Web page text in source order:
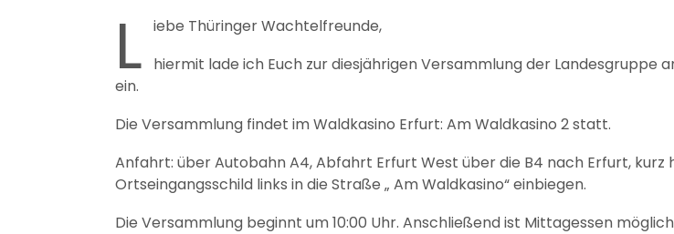
L iebe Thüringer Wachtelfreunde,
hiermit lade ich Euch zur diesjährigen Versammlung der Landesgruppe
ein.
Die Versammlung findet im Waldkasino Erfurt: Am Waldkasino 2 statt.
Anfahrt: über Autobahn A4, Abfahrt Erfurt West über die B4 nach Erfurt, kurz
Ortseingangsschild links in die Straße „ Am Waldkasino“ einbiegen.
Die Versammlung beginnt um 10:00 Uhr. Anschließend ist Mittagessen